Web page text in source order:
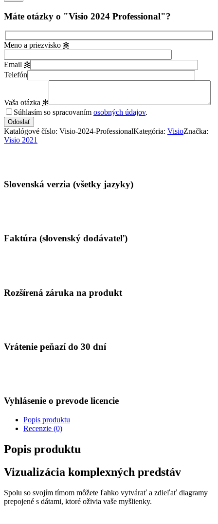
Máte otázky o "Visio 2024 Professional"?
Meno a priezvisko ✻
Email ✻
Telefón
Vaša otázka ✻
Súhlasím so spracovaním osobných údajov.
Katalógové číslo: Visio-2024-ProfessionalKategória: VisioZnačka:
Visio 2021
Slovenská verzia (všetky jazyky)
Faktúra (slovenský dodávateľ)
Rozšírená záruka na produkt
Vrátenie peňazí do 30 dní
Vyhlásenie o prevode licencie
Popis produktu
Recenzie (0)
Popis produktu
Vizualizácia komplexných predstáv
Spolu so svojím tímom môžete ľahko vytvárať a zdieľať diagramy
prepojené s dátami, ktoré oživia vaše myšlienky.